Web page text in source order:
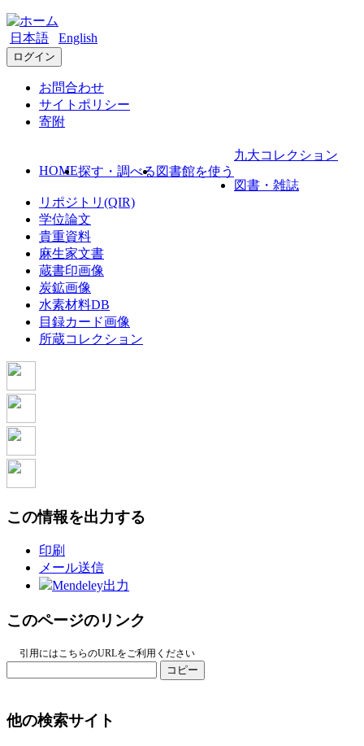
日本語 English
ログイン
お問合わせ
サイトポリシー
寄附
HOME探す・調べる 図書館を使う
九大コレクション
図書・雑誌
リポジトリ(QIR)
学位論文
貴重資料
麻生家文書
蔵書印画像
炭鉱画像
水素材料DB
目録カード画像
所蔵コレクション
この情報を出力する
印刷
メール送信
Mendeley出力
このページのリンク
引用にはこちらのURLをご利用ください
コピー
他の検索サイト